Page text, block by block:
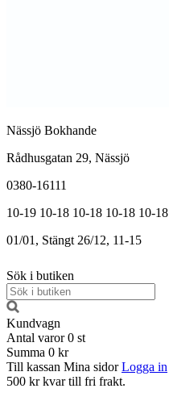
Nässjö Bokhande
Rådhusgatan 29, Nässjö
0380-16111
10-19 10-18 10-18 10-18 10-18
01/01, Stängt 26/12, 11-15
Sök i butiken
Kundvagn
Antal varor 0 st
Summa 0 kr
Till kassan Mina sidor Logga in
500 kr kvar till fri frakt.